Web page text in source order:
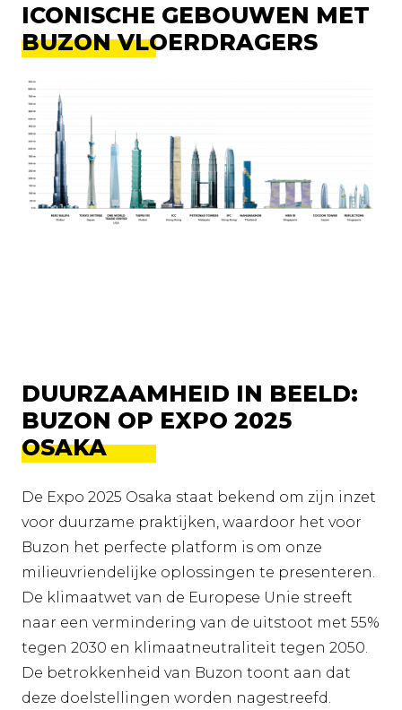
ICONISCHE GEBOUWEN MET
BUZON VLOERDRAGERS
DUURZAAMHEID IN BEELD:
BUZON OP EXPO 2025
OSAKA
De Expo 2025 Osaka staat bekend om zijn inzet
voor duurzame praktijken, waardoor het voor
Buzon het perfecte platform is om onze
milieuvriendelijke oplossingen te presenteren.
De klimaatwet van de Europese Unie streeft
naar een vermindering van de uitstoot met 55%
tegen 2030 en klimaatneutraliteit tegen 2050.
De betrokkenheid van Buzon toont aan dat
deze doelstellingen worden nagestreefd.